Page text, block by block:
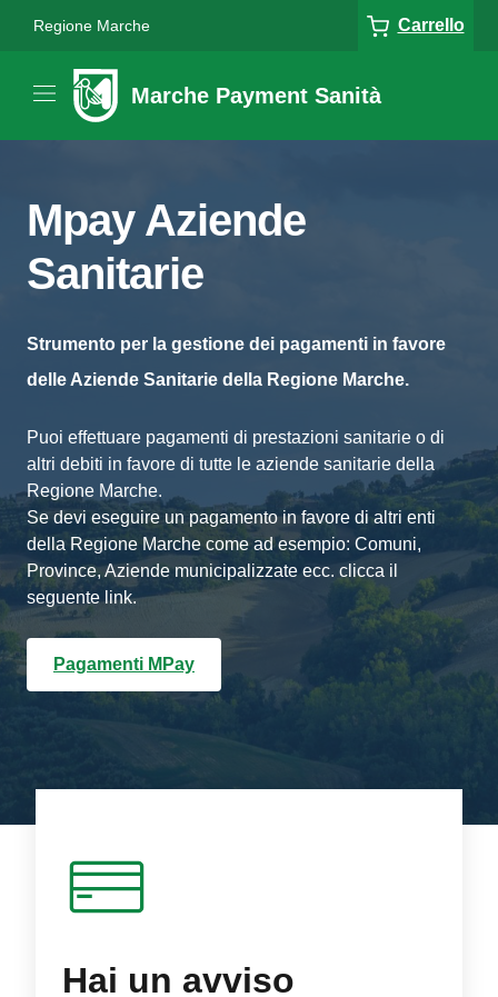
Regione Marche Carrello
Marche Payment Sanità
Mpay Aziende
Sanitarie
Strumento per la gestione dei pagamenti in favore
delle Aziende Sanitarie della Regione Marche.
Puoi effettuare pagamenti di prestazioni sanitarie o di
altri debiti in favore di tutte le aziende sanitarie della
Regione Marche.
Se devi eseguire un pagamento in favore di altri enti
della Regione Marche come ad esempio: Comuni,
Province, Aziende municipalizzate ecc. clicca il
seguente link.
Pagamenti MPay
Hai un avviso